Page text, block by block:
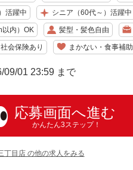
活躍中 シニア（60代～）活躍中
内）OK 髪型・髪色自由
社会保険あり まかない・食事補助
09/01 23:59 まで
応募画面へ進む
かんたん3ステップ！
目店 の他の求人をみる